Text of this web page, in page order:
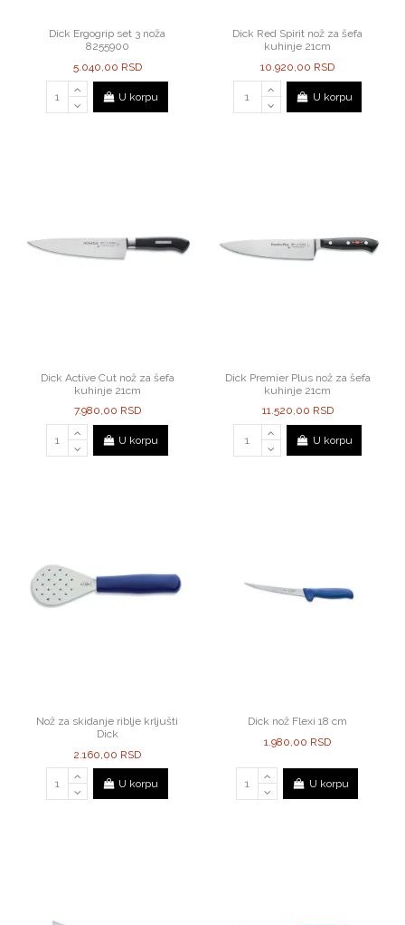
Dick Ergogrip set 3 noža
8255900
5.040,00 RSD
U korpu
Dick Red Spirit nož za šefa
kuhinje 21cm
10.920,00 RSD
U korpu
Dick Active Cut nož za šefa
kuhinje 21cm
7.980,00 RSD
U korpu
Dick Premier Plus nož za šefa
kuhinje 21cm
11.520,00 RSD
U korpu
Nož za skidanje riblje krljušti
Dick
2.160,00 RSD
U korpu
Dick nož Flexi 18 cm
1.980,00 RSD
U korpu